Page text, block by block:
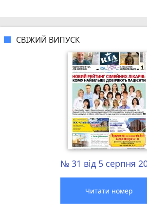
СВІЖИЙ ВИПУСК
№ 31 від 5 серпня
Читати номер